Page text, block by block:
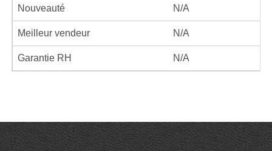
Nouveauté N/A
Meilleur vendeur N/A
Garantie RH N/A